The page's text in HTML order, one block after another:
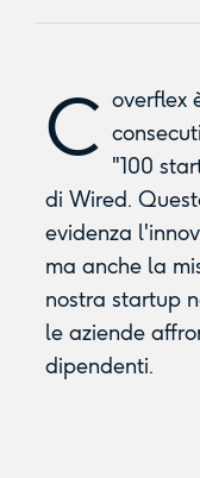
C overflex
"100
di Wired.
evidenza
ma anche la
nostra startup
le aziende
dipendenti.